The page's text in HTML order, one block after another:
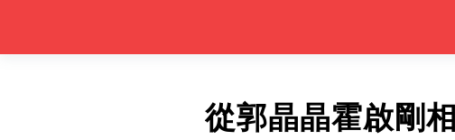
從郭晶晶霍啟剛